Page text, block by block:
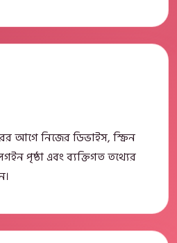
আগে নিজের ডিভাইস, স্ক্রিন
পৃষ্ঠা এবং ব্যক্তিগত তথ্যের